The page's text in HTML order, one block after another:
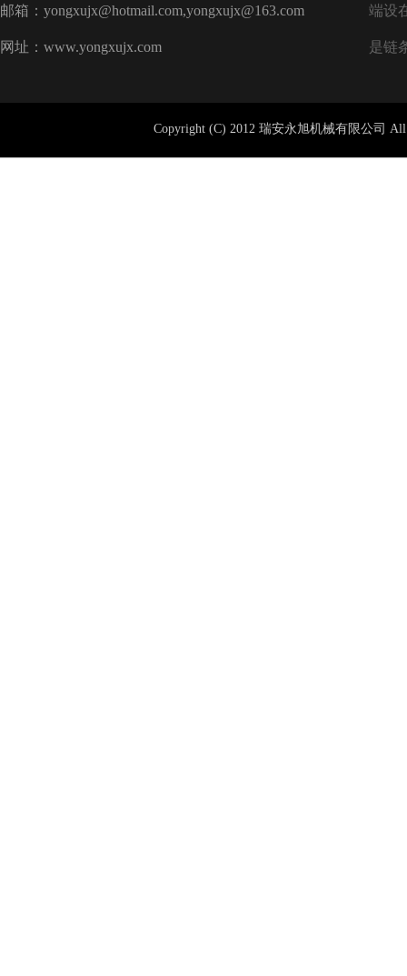
邮箱：yongxujx@hotmail.com,yongxujx@163.com
网址：www.yongxujx.com
端设
是链
Copyright (C) 2012 瑞安永旭机械有限公司 All